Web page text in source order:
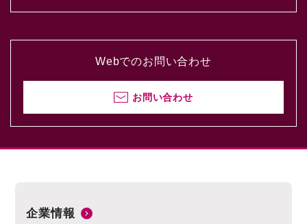
Webでのお問い合わせ
お問い合わせ
企業情報